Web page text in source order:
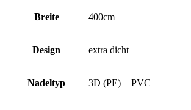
Breite 400cm
Design extra dicht
Nadeltyp 3D (PE) + PVC